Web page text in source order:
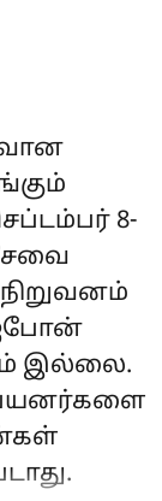
8-
இல்லை.